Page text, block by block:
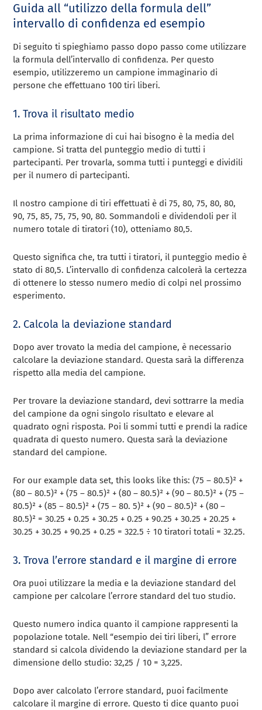
Guida all “utilizzo della formula dell”
intervallo di confidenza ed esempio
Di seguito ti spieghiamo passo dopo passo come utilizzare
la formula dell’intervallo di confidenza. Per questo
esempio, utilizzeremo un campione immaginario di
persone che effettuano 100 tiri liberi.
1. Trova il risultato medio
La prima informazione di cui hai bisogno è la media del
campione. Si tratta del punteggio medio di tutti i
partecipanti. Per trovarla, somma tutti i punteggi e dividili
per il numero di partecipanti.
Il nostro campione di tiri effettuati è di 75, 80, 75, 80, 80,
90, 75, 85, 75, 75, 90, 80. Sommandoli e dividendoli per il
numero totale di tiratori (10), otteniamo 80,5.
Questo significa che, tra tutti i tiratori, il punteggio medio è
stato di 80,5. L’intervallo di confidenza calcolerà la certezza
di ottenere lo stesso numero medio di colpi nel prossimo
esperimento.
2. Calcola la deviazione standard
Dopo aver trovato la media del campione, è necessario
calcolare la deviazione standard. Questa sarà la differenza
rispetto alla media del campione.
Per trovare la deviazione standard, devi sottrarre la media
del campione da ogni singolo risultato e elevare al
quadrato ogni risposta. Poi li sommi tutti e prendi la radice
quadrata di questo numero. Questa sarà la deviazione
standard del campione.
For our example data set, this looks like this: (75 – 80.5)² +
(80 – 80.5)² + (75 – 80.5)² + (80 – 80.5)² + (90 – 80.5)² + (75 –
80.5)² + (85 – 80.5)² + (75 – 80. 5)² + (90 – 80.5)² + (80 –
80.5)² = 30.25 + 0.25 + 30.25 + 0.25 + 90.25 + 30.25 + 20.25 +
30.25 + 30.25 + 90.25 + 0.25 = 322.5 ÷ 10 tiratori totali = 32.25.
3. Trova l’errore standard e il margine di errore
Ora puoi utilizzare la media e la deviazione standard del
campione per calcolare l’errore standard del tuo studio.
Questo numero indica quanto il campione rappresenti la
popolazione totale. Nell “esempio dei tiri liberi, l” errore
standard si calcola dividendo la deviazione standard per la
dimensione dello studio: 32,25 / 10 = 3,225.
Dopo aver calcolato l’errore standard, puoi facilmente
calcolare il margine di errore. Questo ti dice quanto puoi